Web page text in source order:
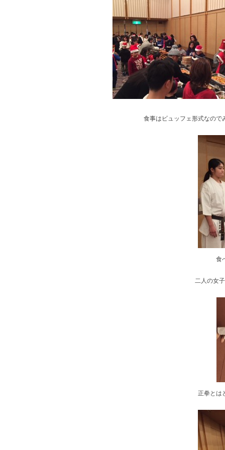
食事はビュッフェ形式なの
食
二人の女
正拳とは